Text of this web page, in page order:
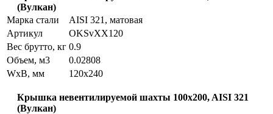
(Вулкан)
Марка стали
AISI 321, матовая
Артикул
OKSvXX120
Вес брутто, кг 0.9
Объем, м3
0.02808
WxB, мм
120x240
Крышка невентилируемой шахты 100x200, AISI 321
(Вулкан)